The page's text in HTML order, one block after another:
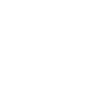
Operación
tres meses